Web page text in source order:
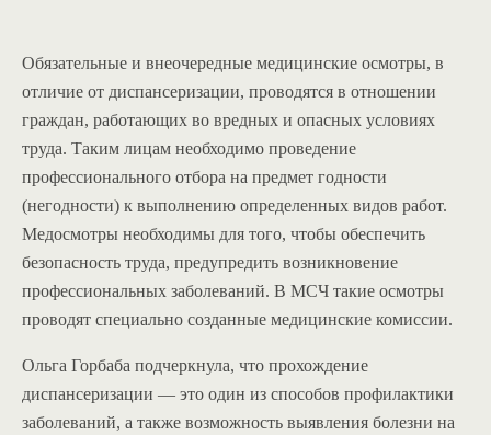
Обязательные и внеочередные медицинские осмотры, в
отличие от диспансеризации, проводятся в отношении
граждан, работающих во вредных и опасных условиях
труда. Таким лицам необходимо проведение
профессионального отбора на предмет годности
(негодности) к выполнению определенных видов работ.
Медосмотры необходимы для того, чтобы обеспечить
безопасность труда, предупредить возникновение
профессиональных заболеваний. В МСЧ такие осмотры
проводят специально созданные медицинские комиссии.
Ольга Горбаба подчеркнула, что прохождение
диспансеризации — это один из способов профилактики
заболеваний, а также возможность выявления болезни на